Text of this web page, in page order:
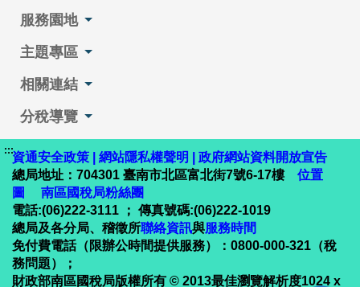
服務園地
主題專區
相關連結
分稅導覽
:::資通安全政策 網站隱私權聲明
政府網站資料開放宣告
總局地址：704301 臺南市北區富北街7號6-17樓
位置
圖
南區國稅局粉絲團
電話:(06)222-3111 ； 傳真號碼:(06)222-1019
總局及各分局、稽徵所聯絡資訊與服務時間
免付費電話（限辦公時間提供服務）：0800-000-321（稅
務問題）；
財政部南區國稅局版權所有 © 2013最佳瀏覽解析度1024 x